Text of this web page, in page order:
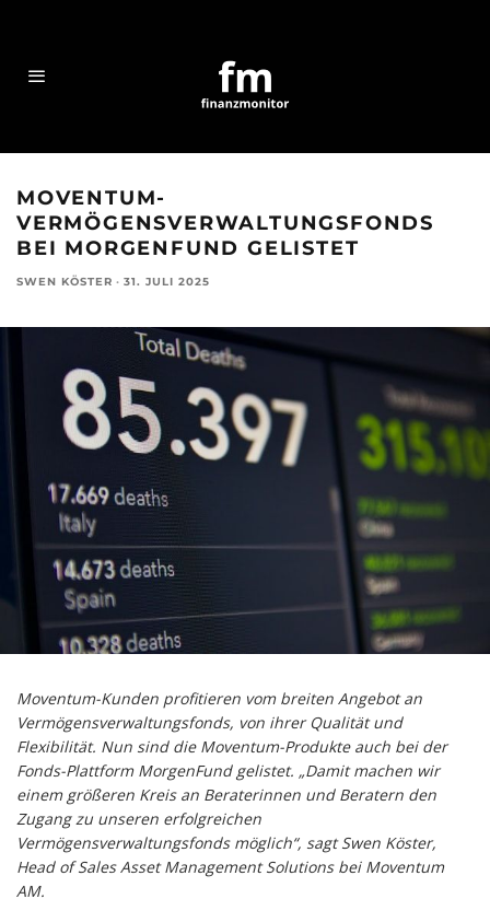
MOVENTUM-
VERMÖGENSVERWALTUNGSFONDS
BEI MORGENFUND GELISTET
SWEN KÖSTER · 31. JULI 2025
Moventum-Kunden profitieren vom breiten Angebot an
Vermögensverwaltungsfonds, von ihrer Qualität und
Flexibilität. Nun sind die Moventum-Produkte auch bei der
Fonds-Plattform MorgenFund gelistet. „Damit machen wir
einem größeren Kreis an Beraterinnen und Beratern den
Zugang zu unseren erfolgreichen
Vermögensverwaltungsfonds möglich“, sagt Swen Köster,
Head of Sales Asset Management Solutions bei Moventum
AM.